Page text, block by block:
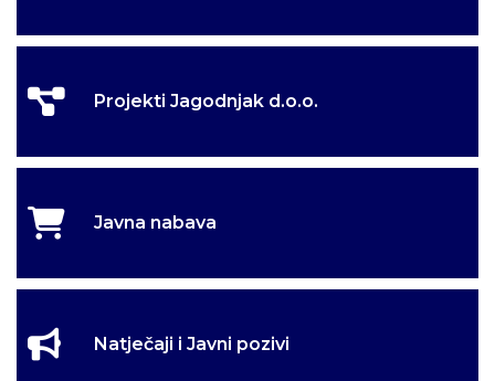
Projekti Jagodnjak d.o.o.
Javna nabava
Natječaji i Javni pozivi